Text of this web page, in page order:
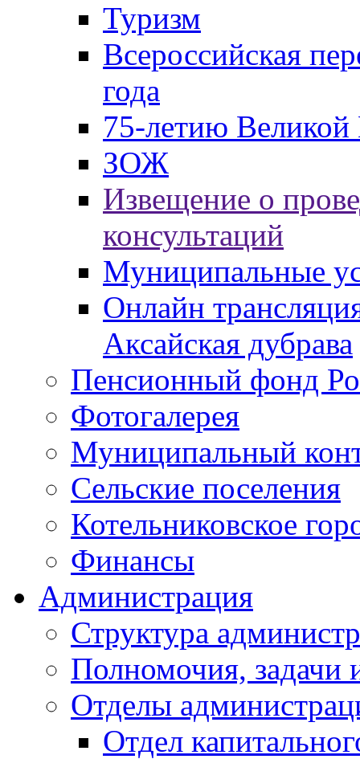
Туризм
Всероссийская
года
75-летию
ЗОЖ
Извещение о
консультаций
Муниципальные
Онлайн
Аксайская дубрава
Пенсионный фонд
Фотогалерея
Муниципальный
Сельские поселения
Котельниковское
Финансы
Администрация
Структура
Полномочия, задачи
Отделы
Отдел